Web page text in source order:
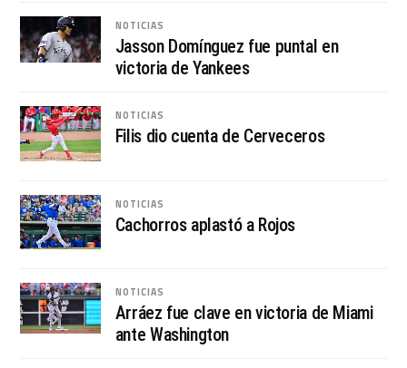
NOTICIAS
Jasson Domínguez fue puntal en
victoria de Yankees
NOTICIAS
Filis dio cuenta de Cerveceros
NOTICIAS
Cachorros aplastó a Rojos
NOTICIAS
Arráez fue clave en victoria de Miami
ante Washington